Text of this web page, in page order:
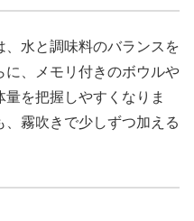
水と調味料のバランスを
に、メモリ付きのボウルや
を把握しやすくなりま
霧吹きで少しずつ加える